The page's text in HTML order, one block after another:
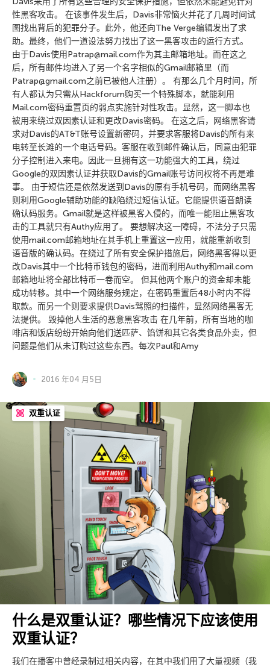
性黑客攻击。 在该事件发生后，Davis非常恼火并花了几周时间试
图找出背后的犯罪分子。此外，他还向The Verge编辑发出了求
助。最终，他们一道设法努力找出了这一黑客攻击的运行方式。
由于Davis使用Patrap@mail.com作为其主邮箱地址。而在这之
后，所有邮件均进入了另一个名字相似的Gmail邮箱里（而
Patrap@gmail.com之前已被他人注册）。 有那么几个月时间，所
有人都认为只需从Hackforum购买一个特殊脚本，就能利用
Mail.com密码重置页的弱点实施针对性攻击。显然，这一脚本也
被用来绕过双因素认证和更改Davis密码。 在这之后，网络黑客请
求对Davis的AT&T账号设置新密码，并要求客服将Davis的所有来
电转至长滩的一个电话号码。客服在收到邮件确认后，同意由犯罪
分子控制进入来电。因此一旦拥有这一功能强大的工具，绕过
Google的双因素认证并获取Davis的Gmail账号访问权将不再是难
事。 由于短信还是依然发送到Davis的原有手机号码，而网络黑客
则利用Google辅助功能的缺陷绕过短信认证。它能提供语音朗读
确认码服务。Gmail就是这样被黑客入侵的，而唯一能阻止黑客攻
击的工具就只有Authy应用了。 要想解决这一障碍，不法分子只需
使用mail.com邮箱地址在其手机上重置这一应用，就能重新收到
语音版的确认码。在绕过了所有安全保护措施后，网络黑客得以更
改Davis其中一个比特币钱包的密码，进而利用Authy和mail.com
邮箱地址将全部比特币一卷而空。 但其他两个账户的资金却未能
成功转移。其中一个网络服务规定，在密码重置后48小时内不得
取款。而另一个则要求提供Davis驾照的扫描件，显然网络黑客无
法提供。 毁掉他人生活的恶意黑客攻击 在几年前，所有当地的咖
啡店和饭店纷纷开始向他们送匹萨、馅饼和其它各类食品外卖，但
问题是他们从未订购过这些东西。每次Paul和Amy
2016 年04 月5日
双重认证
什么是双重认证？哪些情况下应该使用
双重认证？
我们在播客中曾经录制过相关内容，在其中我们用了大量视频（我